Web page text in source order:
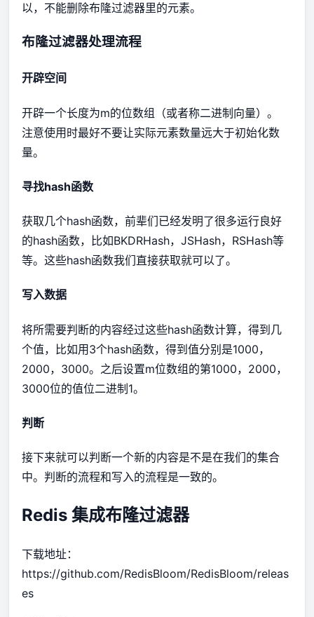
以，不能删除布隆过滤器里的元素。
布隆过滤器处理流程
开辟空间
开辟一个长度为m的位数组（或者称二进制向量）。
注意使用时最好不要让实际元素数量远大于初始化数
量。
寻找hash函数
获取几个hash函数，前辈们已经发明了很多运行良好
的hash函数，比如BKDRHash，JSHash，RSHash等
等。这些hash函数我们直接获取就可以了。
写入数据
将所需要判断的内容经过这些hash函数计算，得到几
个值，比如用3个hash函数，得到值分别是1000，
2000，3000。之后设置m位数组的第1000，2000，
3000位的值位二进制1。
判断
接下来就可以判断一个新的内容是不是在我们的集合
中。判断的流程和写入的流程是一致的。
Redis 集成布隆过滤器
下载地址：
https://github.com/RedisBloom/RedisBloom/releas
es